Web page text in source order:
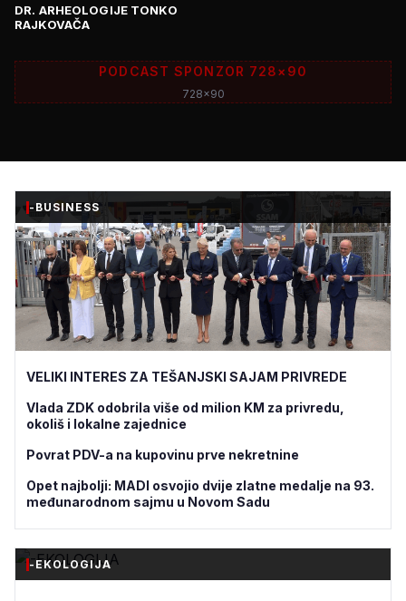
DR. ARHEOLOGIJE TONKO
RAJKOVAČA
PODCAST SPONZOR 728×90
728x90
-BUSINESS
VELIKI INTERES ZA TEŠANJSKI SAJAM PRIVREDE
Vlada ZDK odobrila više od milion KM za privredu,
okoliš i lokalne zajednice
Povrat PDV-a na kupovinu prve nekretnine
Opet najbolji: MADI osvojio dvije zlatne medalje na 93.
međunarodnom sajmu u Novom Sadu
-EKOLOGIJA